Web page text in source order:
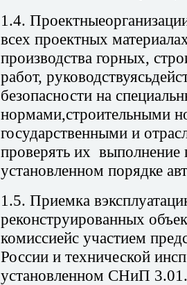
1.4.
всех проектных
производства горных,
работ,
безопасности на
нормами,строительными
государственными и
проверять их выполнение
установленном порядке
1.5. Приемка
реконструированных
комиссиейс участием
России и технической
установленном СНиП